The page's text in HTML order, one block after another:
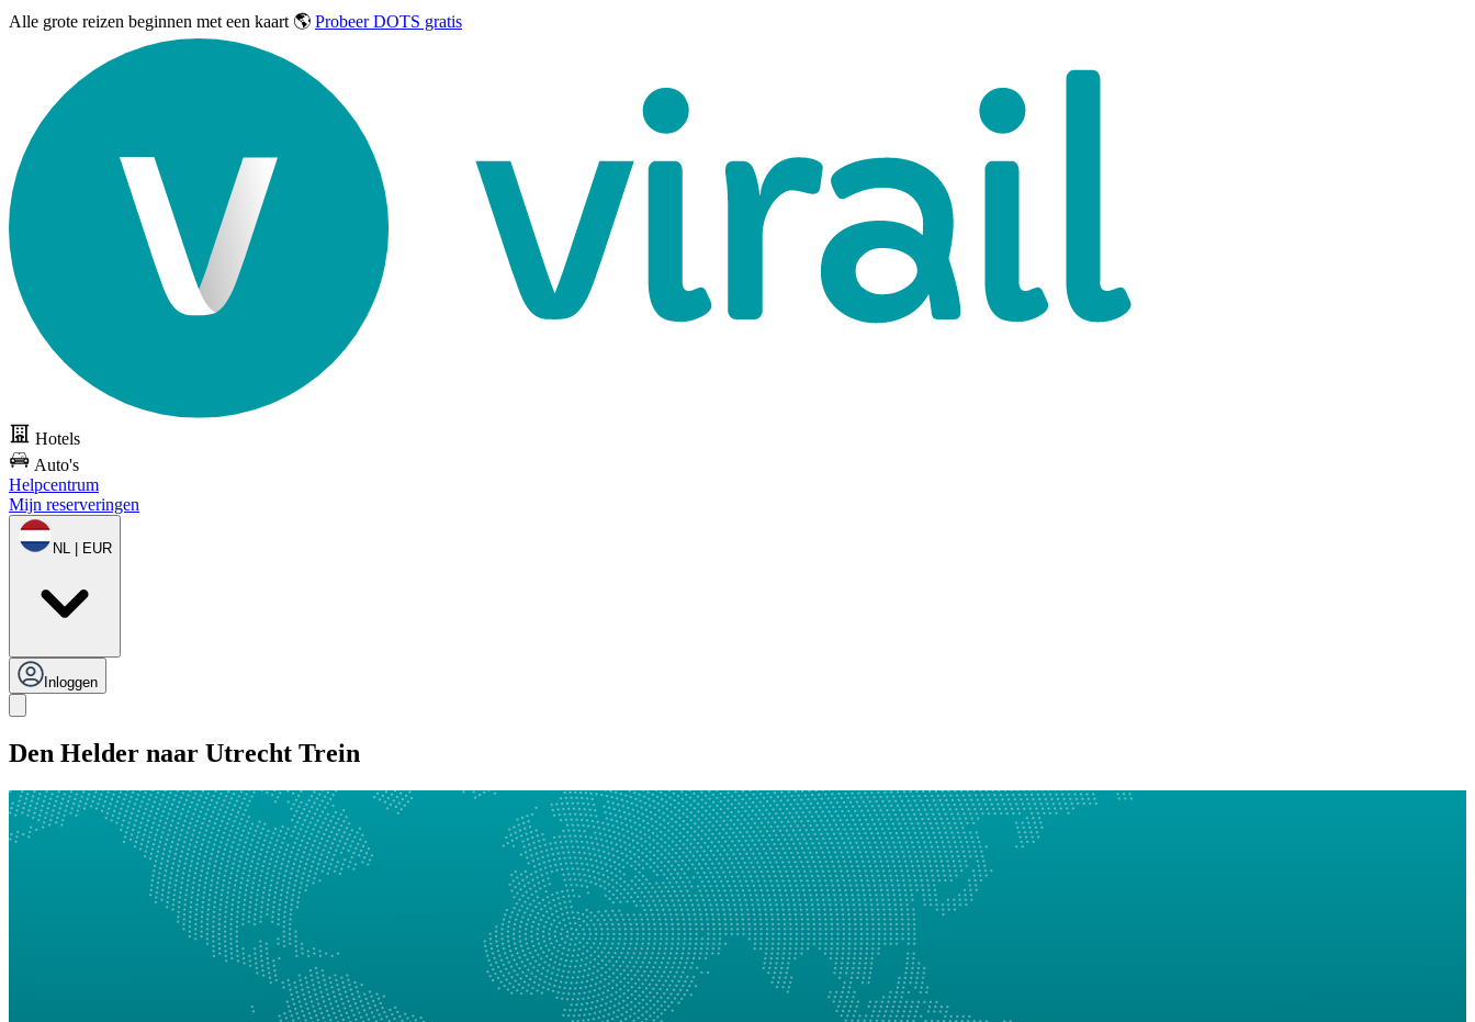
Alle grote reizen beginnen met een kaart 🌎 Probeer DOTS gratis
Hotels
Auto's
Helpcentrum
Mijn reserveringen
NL | EUR
Inloggen
Den Helder naar Utrecht Trein